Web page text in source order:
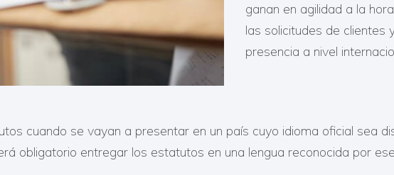
ganan en agilidad a la
las solicitudes de clientes
presencia a nivel
cuando se vayan a presentar en un país cuyo idioma oficial sea
obligatorio entregar los estatutos en una lengua reconocida por